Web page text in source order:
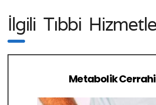
İlgili Tıbbi
Metabolik Cerrahi